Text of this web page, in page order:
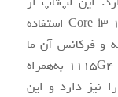
پردازنده i3 نسل 11 اینتل با نام Core i3 1115G4 استفاده
کش داشته و فرکانس آن ما
بین 3 و 4.1 گیگاهرتز قرار می‌گیرد. اینتل 1115G4 به‌همراه
خود، کارت گرافیک داخلی اینتل Iris XE را نیز دارد و این